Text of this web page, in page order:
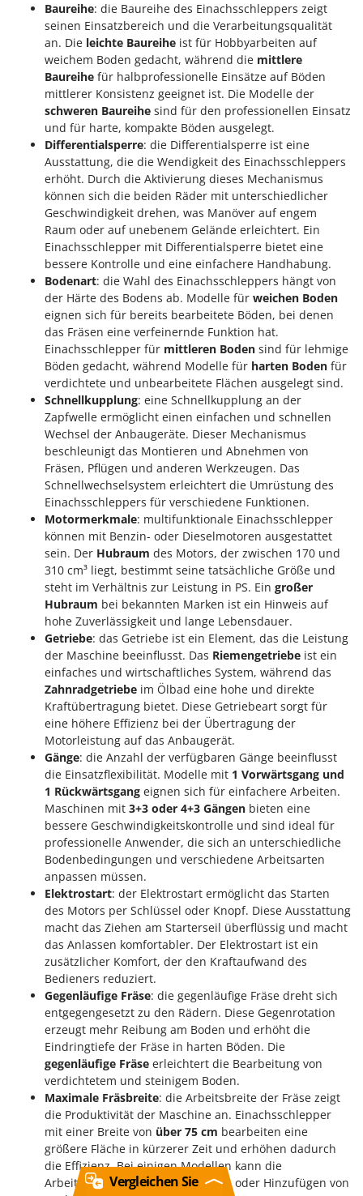
Baureihe: die Baureihe des Einachsschleppers zeigt
seinen Einsatzbereich und die Verarbeitungsqualität
an. Die leichte Baureihe ist für Hobbyarbeiten auf
weichem Boden gedacht, während die mittlere
Baureihe für halbprofessionelle Einsätze auf Böden
mittlerer Konsistenz geeignet ist. Die Modelle der
schweren Baureihe sind für den professionellen Einsatz
und für harte, kompakte Böden ausgelegt.
Differentialsperre: die Differentialsperre ist eine
Ausstattung, die die Wendigkeit des Einachsschleppers
erhöht. Durch die Aktivierung dieses Mechanismus
können sich die beiden Räder mit unterschiedlicher
Geschwindigkeit drehen, was Manöver auf engem
Raum oder auf unebenem Gelände erleichtert. Ein
Einachsschlepper mit Differentialsperre bietet eine
bessere Kontrolle und eine einfachere Handhabung.
Bodenart: die Wahl des Einachsschleppers hängt von
der Härte des Bodens ab. Modelle für weichen Boden
eignen sich für bereits bearbeitete Böden, bei denen
das Fräsen eine verfeinernde Funktion hat.
Einachsschlepper für mittleren Boden sind für lehmige
Böden gedacht, während Modelle für harten Boden für
verdichtete und unbearbeitete Flächen ausgelegt sind.
Schnellkupplung: eine Schnellkupplung an der
Zapfwelle ermöglicht einen einfachen und schnellen
Wechsel der Anbaugeräte. Dieser Mechanismus
beschleunigt das Montieren und Abnehmen von
Fräsen, Pflügen und anderen Werkzeugen. Das
Schnellwechselsystem erleichtert die Umrüstung des
Einachsschleppers für verschiedene Funktionen.
Motormerkmale: multifunktionale Einachsschlepper
können mit Benzin- oder Dieselmotoren ausgestattet
sein. Der Hubraum des Motors, der zwischen 170 und
310 cm³ liegt, bestimmt seine tatsächliche Größe und
steht im Verhältnis zur Leistung in PS. Ein großer
Hubraum bei bekannten Marken ist ein Hinweis auf
hohe Zuverlässigkeit und lange Lebensdauer.
Getriebe: das Getriebe ist ein Element, das die Leistung
der Maschine beeinflusst. Das Riemengetriebe ist ein
einfaches und wirtschaftliches System, während das
Zahnradgetriebe im Ölbad eine hohe und direkte
Kraftübertragung bietet. Diese Getriebeart sorgt für
eine höhere Effizienz bei der Übertragung der
Motorleistung auf das Anbaugerät.
Gänge: die Anzahl der verfügbaren Gänge beeinflusst
die Einsatzflexibilität. Modelle mit 1 Vorwärtsgang und
1 Rückwärtsgang eignen sich für einfachere Arbeiten.
Maschinen mit 3+3 oder 4+3 Gängen bieten eine
bessere Geschwindigkeitskontrolle und sind ideal für
professionelle Anwender, die sich an unterschiedliche
Bodenbedingungen und verschiedene Arbeitsarten
anpassen müssen.
Elektrostart: der Elektrostart ermöglicht das Starten
des Motors per Schlüssel oder Knopf. Diese Ausstattung
macht das Ziehen am Starterseil überflüssig und macht
das Anlassen komfortabler. Der Elektrostart ist ein
zusätzlicher Komfort, der den Kraftaufwand des
Bedieners reduziert.
Gegenläufige Fräse: die gegenläufige Fräse dreht sich
entgegengesetzt zu den Rädern. Diese Gegenrotation
erzeugt mehr Reibung am Boden und erhöht die
Eindringtiefe der Fräse in harten Böden. Die
gegenläufige Fräse erleichtert die Bearbeitung von
verdichtetem und steinigem Boden.
Maximale Fräsbreite: die Arbeitsbreite der Fräse zeigt
die Produktivität der Maschine an. Einachsschlepper
mit einer Breite von über 75 cm bearbeiten eine
größere Fläche in kürzerer Zeit und erhöhen dadurch
die Effizienz. Bei einigen Modellen kann die
Arbeitsbreite durch das Entfernen oder Hinzufügen von
Vergleichen Sie